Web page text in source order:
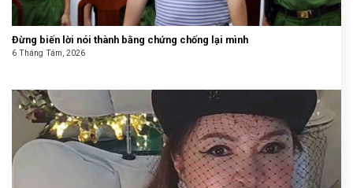
Đừng biến lời nói thành bằng chứng chống lại mình
6 Tháng Tám, 2026